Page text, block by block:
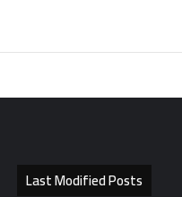
Last Modified Posts